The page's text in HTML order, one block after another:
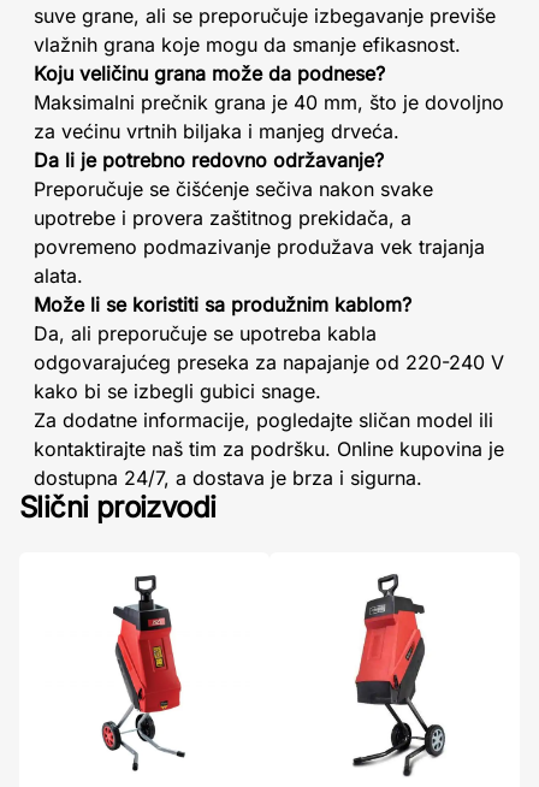
suve grane, ali se preporučuje izbegavanje previše
vlažnih grana koje mogu da smanje efikasnost.
Koju veličinu grana može da podnese?
Maksimalni prečnik grana je 40 mm, što je dovoljno
za većinu vrtnih biljaka i manjeg drveća.
Da li je potrebno redovno održavanje?
Preporučuje se čišćenje sečiva nakon svake
upotrebe i provera zaštitnog prekidača, a
povremeno podmazivanje produžava vek trajanja
alata.
Može li se koristiti sa produžnim kablom?
Da, ali preporučuje se upotreba kabla
odgovarajućeg preseka za napajanje od 220-240 V
kako bi se izbegli gubici snage.
Za dodatne informacije, pogledajte sličan model ili
kontaktirajte naš tim za podršku. Online kupovina je
dostupna 24/7, a dostava je brza i sigurna.
Slični proizvodi